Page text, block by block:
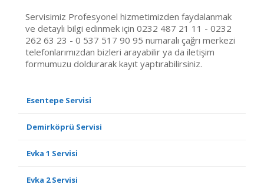
Servisimiz Profesyonel hizmetimizden faydalanmak
ve detaylı bilgi edinmek için 0232 487 21 11 - 0232
262 63 23 - 0 537 517 90 95 numaralı çağrı merkezi
telefonlarımızdan bizleri arayabilir ya da iletişim
formumuzu doldurarak kayıt yaptırabilirsiniz.
Esentepe Servisi
Demirköprü Servisi
Evka 1 Servisi
Evka 2 Servisi